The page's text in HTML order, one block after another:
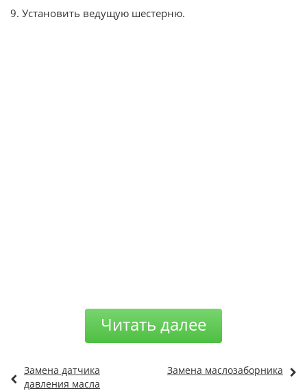
9. Установить ведущую шестерню.
Читать далее
Замена датчика
давления масла
Замена маслозаборника